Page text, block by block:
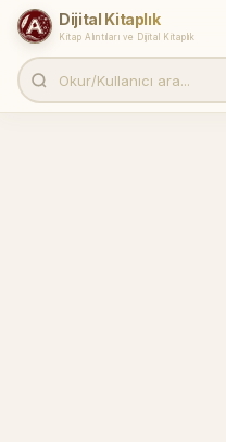
Dijital Kitaplık
Kitap Alıntıları ve Dijital Kitaplık